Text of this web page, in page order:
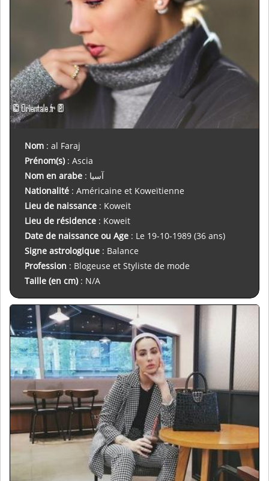
Nom : al Faraj
Prénom(s): Ascia
Nom en arabe : آسيا
Nationalité : Américaine et Koweïtienne
Lieu de naissance : Koweit
Lieu de résidence : Koweit
Date de naissance ou Age : Le 19-10-1989 (36 ans)
Signe astrologique : Balance
Profession : Blogeuse et Styliste de mode
Taille (en cm): N/A